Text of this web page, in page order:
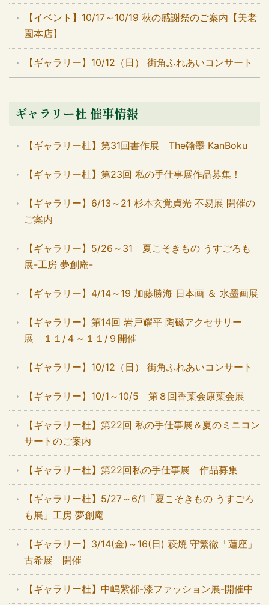
【イベント】10/17～10/19 秋の感謝祭のご案内【美老
園本店】
【ギャラリー】10/12（日） 街角ふれあいコンサート
ギャラリー杜 催事情報
【ギャラリー杜】第31回書作展 The翰墨 KanBoku
【ギャラリー杜】第23回 私の手仕事展作品募集！
【ギャラリー】6/13～21 杉本玄覚貞光 不易展 開催の
ご案内
【ギャラリー】5/26～31 夏こそきもの うすごろも
展-工房 夢創庵-
【ギャラリー】4/14～19 加藤勝海 日本画 ＆ 水墨画展
【ギャラリー】第14回 岩戸耀平 陶磁アクセサリー
展 １１/４～１１/９開催
【ギャラリー】10/12（日） 街角ふれあいコンサート
【ギャラリー】10/1～10/5 第８回香葉会康葉会展
【ギャラリー杜】第22回 私の手仕事展＆夏のミニコン
サートのご案内
【ギャラリー杜】第22回私の手仕事展 作品募集
【ギャラリー杜】5/27～6/1「夏こそきもの うすごろ
も展」工房 夢創庵
【ギャラリー】3/14(金)～16(日) 萩焼 守繁徹「蓮座」
古希展 開催
【ギャラリー杜】中嶋紫都-漆ファッション展-開催中